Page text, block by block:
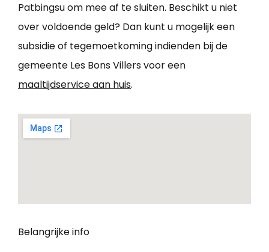
Patbingsu om mee af te sluiten. Beschikt u niet
over voldoende geld? Dan kunt u mogelijk een
subsidie of tegemoetkoming indienden bij de
gemeente Les Bons Villers voor een
maaltijdservice aan huis.
Belangrijke info